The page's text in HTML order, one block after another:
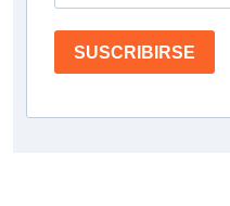
SUSCRIBIRSE